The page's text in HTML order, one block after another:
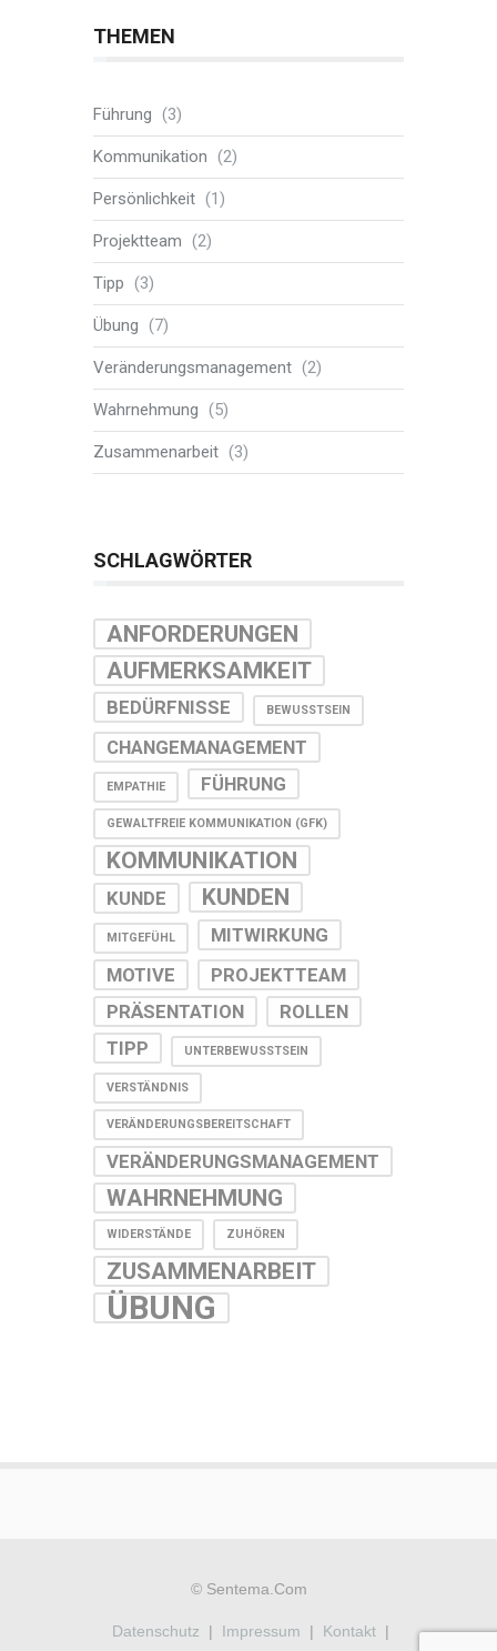
THEMEN
Führung (3)
Kommunikation (2)
Persönlichkeit (1)
Projektteam (2)
Tipp (3)
Übung (7)
Veränderungsmanagement (2)
Wahrnehmung (5)
Zusammenarbeit (3)
SCHLAGWÖRTER
ANFORDERUNGEN
AUFMERKSAMKEIT
BEDÜRFNISSE BEWUSSTSEIN
CHANGEMANAGEMENT
EMPATHIE FÜHRUNG
GEWALTFREIE KOMMUNIKATION (GFK)
KOMMUNIKATION
KUNDE KUNDEN
MITGEFÜHL
MITWIRKUNG
MOTIVE
PROJEKTTEAM
PRÄSENTATION
ROLLEN
TIPP
UNTERBEWUSSTSEIN
VERSTÄNDNIS
VERÄNDERUNGSBEREITSCHAFT
VERÄNDERUNGSMANAGEMENT
WAHRNEHMUNG
WIDERSTÄNDE ZUHÖREN
ZUSAMMENARBEIT
ÜBUNG
© Sentema.com
Datenschutz | Impressum | Kontakt |